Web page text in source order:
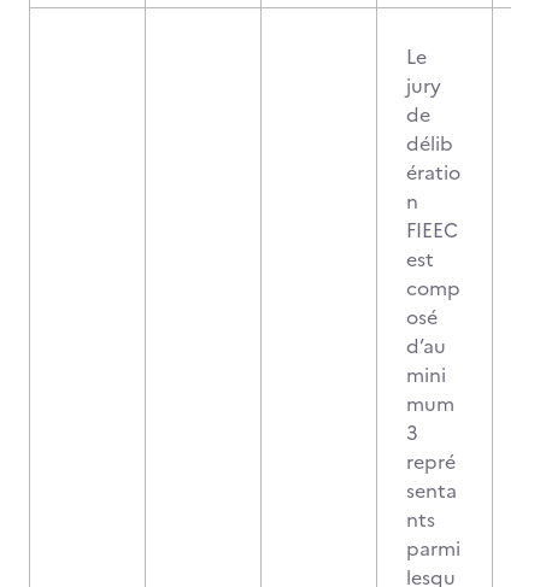
Le
jury
de
délib
ératio
n
FIEEC
est
comp
osé
d’au
mini
mum
3
repré
senta
nts
parmi
lesqu